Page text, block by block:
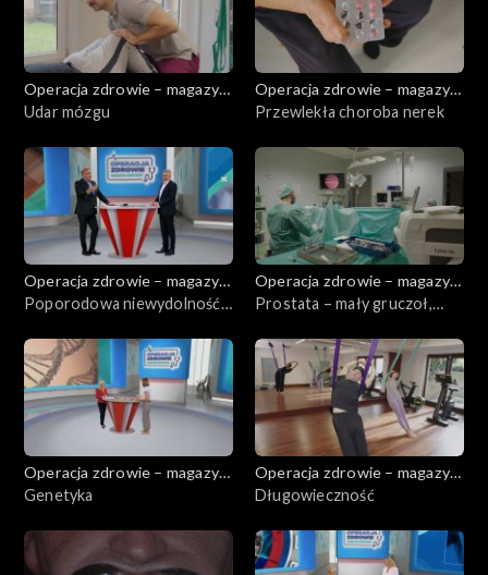
Operacja zdrowie – magazyn
medyczny
Udar mózgu
Operacja zdrowie – magazyn
medyczny
Przewlekła choroba nerek
Operacja zdrowie – magazyn
medyczny
Poporodowa niewydolność
Operacja zdrowie – magazyn
medyczny
Prostata – mały gruczoł,
Operacja zdrowie – magazyn
medyczny
Genetyka
Operacja zdrowie – magazyn
medyczny
Długowieczność